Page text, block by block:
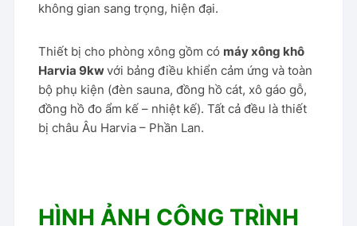
không gian sang trọng, hiện đại.
Thiết bị cho phòng xông gồm có máy xông khô
Harvia 9kwvới bảng điều khiển cảm ứng và toàn
bộ phụ kiện (đèn sauna, đồng hồ cát, xô gáo gỗ,
đồng hồ đo ẩm kế – nhiệt kế). Tất cả đều là thiết
bị châu Âu Harvia – Phần Lan.
HÌNH ẢNH CÔNG TRÌNH